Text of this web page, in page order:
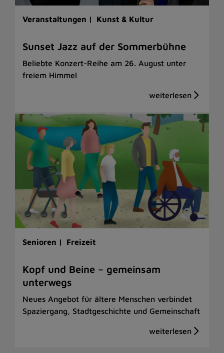
Veranstaltungen | Kunst & Kultur
Sunset Jazz auf der Sommerbühne
Beliebte Konzert-Reihe am 26. August unter
freiem Himmel
Senioren | Freizeit
Kopf und Beine – gemeinsam
unterwegs
Neues Angebot für ältere Menschen verbindet
Spaziergang, Stadtgeschichte und Gemeinschaft